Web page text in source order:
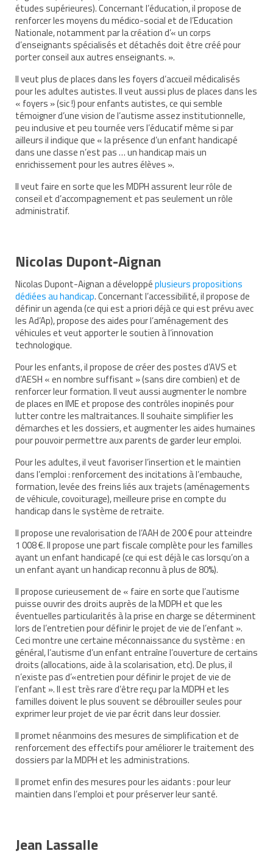
études supérieures). Concernant l’éducation, il propose de
renforcer les moyens du médico-social et de l’Education
Nationale, notamment par la création d’« un corps
d’enseignants spécialisés et détachés doit être créé pour
porter conseil aux autres enseignants. ».
Il veut plus de places dans les foyers d’accueil médicalisés
pour les adultes autistes. Il veut aussi plus de places dans les
« foyers » (sic !) pour enfants autistes, ce qui semble
témoigner d’une vision de l’autisme assez institutionnelle,
peu inclusive et peu tournée vers l’éducatif même si par
ailleurs il indique que « la présence d’un enfant handicapé
dans une classe n’est pas … un handicap mais un
enrichissement pour les autres élèves ».
Il veut faire en sorte que les MDPH assurent leur rôle de
conseil et d’accompagnement et pas seulement un rôle
administratif.
Nicolas Dupont-Aignan
Nicolas Dupont-Aignan a développéplusieurs propositions
dédiées au handicap. Concernant l’accessibilité, il propose de
définir un agenda (ce qui est a priori déjà ce qui est prévu avec
les Ad’Ap), propose des aides pour l’aménagement des
véhicules et veut apporter le soutien à l’innovation
technologique.
Pour les enfants, il propose de créer des postes d’AVS et
d’AESH « en nombre suffisant » (sans dire combien) et de
renforcer leur formation. Il veut aussi augmenter le nombre
de places en IME et propose des contrôles inopinés pour
lutter contre les maltraitances. Il souhaite simplifier les
démarches et les dossiers, et augmenter les aides humaines
pour pouvoir permettre aux parents de garder leur emploi.
Pour les adultes, il veut favoriser l’insertion et le maintien
dans l’emploi : renforcement des incitations à l’embauche,
formation, levée des freins liés aux trajets (aménagements
de véhicule, covoiturage), meilleure prise en compte du
handicap dans le système de retraite.
Il propose une revalorisation de l’AAH de 200 € pour atteindre
1 008 €. Il propose une part fiscale complète pour les familles
ayant un enfant handicapé (ce qui est déjà le cas lorsqu’on a
un enfant ayant un handicap reconnu à plus de 80%).
Il propose curieusement de « faire en sorte que l’autisme
puisse ouvrir des droits auprès de la MDPH et que les
éventuelles particularités à la prise en charge se déterminent
lors de l’entretien pour définir le projet de vie de l’enfant ».
Ceci montre une certaine méconnaissance du système : en
général, l’autisme d’un enfant entraîne l’ouverture de certains
droits (allocations, aide à la scolarisation, etc). De plus, il
n’existe pas d’«entretien pour définir le projet de vie de
l’enfant ». Il est très rare d’être reçu par la MDPH et les
familles doivent le plus souvent se débrouiller seules pour
exprimer leur projet de vie par écrit dans leur dossier.
Il promet néanmoins des mesures de simplification et de
renforcement des effectifs pour améliorer le traitement des
dossiers par la MDPH et les administrations.
Il promet enfin des mesures pour les aidants : pour leur
maintien dans l’emploi et pour préserver leur santé.
Jean Lassalle